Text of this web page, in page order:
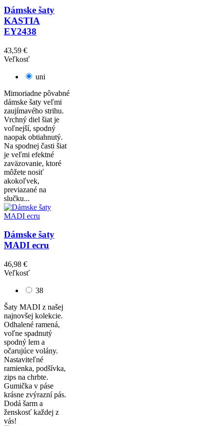
Dámske šaty
KASTIA
EY2438
43,59 €
Veľkosť
uni
Mimoriadne pôvabné
dámske šaty veľmi
zaujímavého strihu.
Vrchný diel šiat je
voľnejší, spodný
naopak obtiahnutý.
Na spodnej časti šiat
je veľmi efektné
zaväzovanie, ktoré
môžete nosiť
akokoľvek,
previazané na
slučku...
Dámske šaty
MADI ecru
46,98 €
Veľkosť
38
Šaty MADI z našej
najnovšej kolekcie.
Odhalené ramená,
voľne spadnutý
spodný lem a
očarujúce volány.
Nastaviteľné
ramienka, podšívka,
zips na chrbte.
Gumička v páse
krásne zvýrazní pás.
Dodá šarm a
ženskosť každej z
vás!